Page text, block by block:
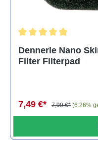
Dennerle Nano
Filter Filterpad
7,49 €* 7,99 €* (6.26%